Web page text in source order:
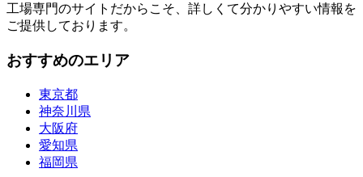
工場専門のサイトだからこそ、詳しくて分かりやすい情報を
ご提供しております。
おすすめのエリア
東京都
神奈川県
大阪府
愛知県
福岡県